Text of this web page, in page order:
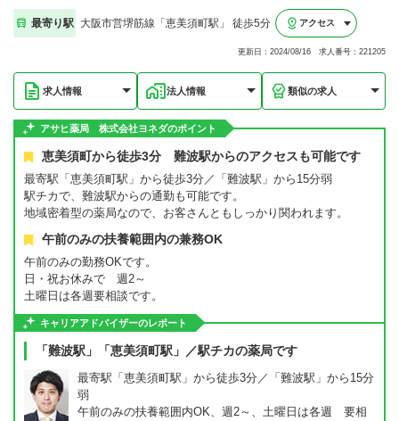
最寄り駅 大阪市営堺筋線「恵美須町駅」 徒歩5分 アクセス
更新日：2024/08/16 求人番号：221205
求人情報 法人情報 類似の求人
アサヒ薬局 株式会社ヨネダのポイント
恵美須町から徒歩3分 難波駅からのアクセスも可能です
最寄駅「恵美須町駅」から徒歩3分／「難波駅」から15分弱
駅チカで、難波駅からの通勤も可能です。
地域密着型の薬局なので、お客さんともしっかり関われます。
午前のみの扶養範囲内の兼務OK
午前のみの勤務OKです。
日・祝お休みで 週2～
土曜日は各週要相談です。
キャリアアドバイザーのレポート
「難波駅」「恵美須町駅」／駅チカの薬局です
最寄駅「恵美須町駅」から徒歩3分／「難波駅」から15分
弱
午前のみの扶養範囲内OK、週2～、土曜日は各週 要相